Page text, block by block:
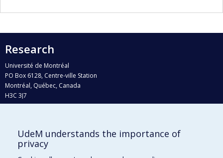
Research
Université de Montréal
PO Box 6128, Centre-ville Station
Montréal, Québec, Canada
H3C 3J7
Who does what?
UdeM understands the importance of
privacy